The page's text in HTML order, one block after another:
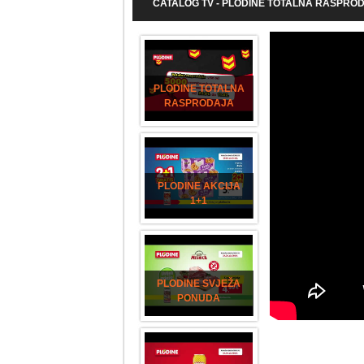
CATALOG TV - PLODINE TOTALNA
PLODINE TOTALNA
RASPRODAJA
PLODINE AKCIJA
1+1
PLODINE SVJEŽA
PONUDA